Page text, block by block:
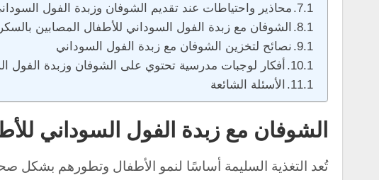
محاذير واحتياطات عند تقديم الشوفان وزبدة الفول
الشوفان مع زبدة الفول السوداني للأطفال المصابين
نصائح لتخزين الشوفان مع زبدة الفول السوداني
أفكار لوجبات مدرسية تحتوي على الشوفان وزبدة الفول
الأسئلة الشائعة
الشوفان مع زبدة الفول السوداني
تُعد التغذية السليمة أساسًا لنمو الأطفال وتطورهم بشكل